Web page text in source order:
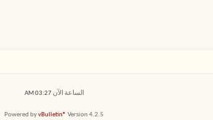
الساعة الآن03:27 AM
Powered byvBulletin® Version 4.2.5